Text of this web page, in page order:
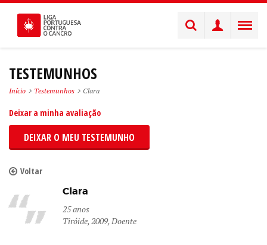
TESTEMUNHOS
Deixar a minha avaliação
DEIXAR O MEU TESTEMUNHO
Início Testemunhos Clara
Voltar
Clara
25 anos
Tiróide, 2009, Doente